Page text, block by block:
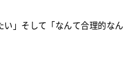
」そして「なんて合理的なん